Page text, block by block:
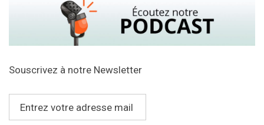
Souscrivez à notre Newsletter